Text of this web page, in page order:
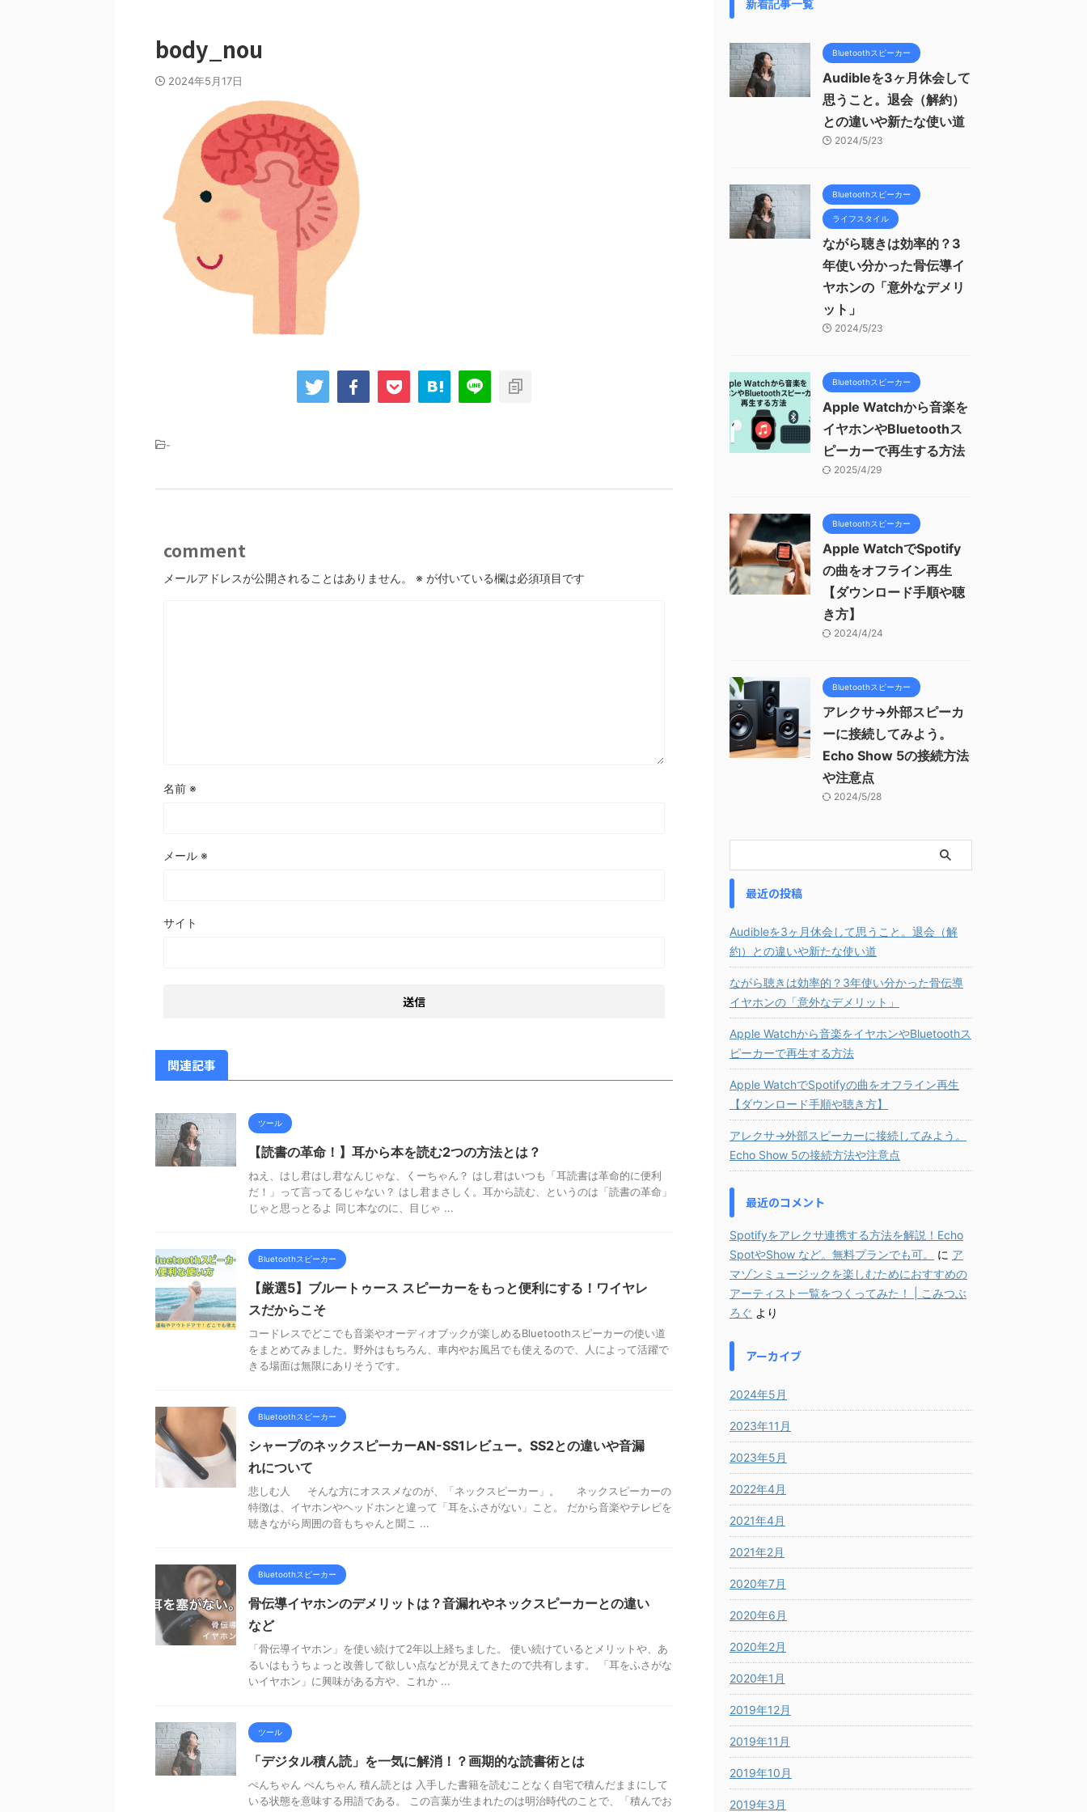
body_nou
2024年5月17日
-
comment
メールアドレスが公開されることはありません。 ※ が付いている欄は必須項目です
名前 ※
メール ※
サイト
関連記事
ツール
【読書の革命！】耳から本を読む2つの方法とは？
ねえ、はし君はし君なんじゃな、くーちゃん？ はし君はいつも「耳読書は革命的に便利
だ！」って言ってるじゃない？ はし君まさしく。耳から読む、というのは「読書の革命」
じゃと思っとるよ 同じ本なのに、目じゃ ...
Bluetoothスピーカー
【厳選5】ブルートゥース スピーカーをもっと便利にする！ワイヤレ
スだからこそ
コードレスでどこでも音楽やオーディオブックが楽しめるBluetoothスピーカーの使い道
をまとめてみました。野外はもちろん、車内やお風呂でも使えるので、人によって活躍で
きる場面は無限にありそうです。
Bluetoothスピーカー
シャープのネックスピーカーAN-SS1レビュー。SS2との違いや音漏
れについて
悲しむ人 そんな方にオススメなのが、「ネックスピーカー」。 ネックスピーカーの
特徴は、イヤホンやヘッドホンと違って「耳をふさがない」こと。 だから音楽やテレビを
聴きながら周囲の音もちゃんと聞こ ...
Bluetoothスピーカー
骨伝導イヤホンのデメリットは？音漏れやネックスピーカーとの違い
など
「骨伝導イヤホン」を使い続けて2年以上経ちました。 使い続けているとメリットや、あ
るいはもうちょっと改善して欲しい点などが見えてきたので共有します。 「耳をふさがな
いイヤホン」に興味がある方や、これか ...
ツール
「デジタル積ん読」を一気に解消！？画期的な読書術とは
ぺんちゃん ぺんちゃん 積ん読とは 入手した書籍を読むことなく自宅で積んだままにして
いる状態を意味する用語である。 この言葉が生まれたのは明治時代のことで、「積んでお
新着記事一覧
Bluetoothスピーカー
Audibleを3ヶ月休会して
思うこと。退会（解約）
との違いや新たな使い道
2024/5/23
Bluetoothスピーカー
ライフスタイル
ながら聴きは効率的？3
年使い分かった骨伝導イ
ヤホンの「意外なデメリ
ット」
2024/5/23
Bluetoothスピーカー
Apple Watchから音楽を
イヤホンやBluetoothス
ピーカーで再生する方法
2025/4/29
Bluetoothスピーカー
Apple WatchでSpotify
の曲をオフライン再生
【ダウンロード手順や聴
き方】
2024/4/24
Bluetoothスピーカー
アレクサ→外部スピーカ
ーに接続してみよう。
Echo Show 5の接続方法
や注意点
2024/5/28
最近の投稿
Audibleを3ヶ月休会して思うこと。退会（解
約）との違いや新たな使い道
ながら聴きは効率的？3年使い分かった骨伝導
イヤホンの「意外なデメリット」
Apple Watchから音楽をイヤホンやBluetoothス
ピーカーで再生する方法
Apple WatchでSpotifyの曲をオフライン再生
【ダウンロード手順や聴き方】
アレクサ→外部スピーカーに接続してみよう。
Echo Show 5の接続方法や注意点
最近のコメント
Spotifyをアレクサ連携する方法を解説！Echo
SpotやShow など。無料プランでも可。
に ア
マゾンミュージックを楽しむためにおすすめの
アーティスト一覧をつくってみた！ | こみつぶ
ろぐ より
アーカイブ
2024年5月
2023年11月
2023年5月
2022年4月
2021年4月
2021年2月
2020年7月
2020年6月
2020年2月
2020年1月
2019年12月
2019年11月
2019年10月
2019年3月